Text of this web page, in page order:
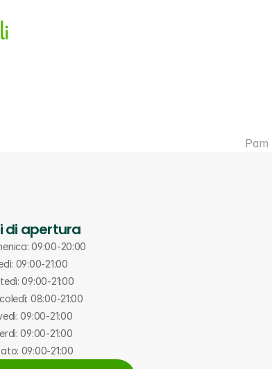
Pam
di apertura
09:00-20:00
09:00-21:00
09:00-21:00
08:00-21:00
09:00-21:00
09:00-21:00
09:00-21:00